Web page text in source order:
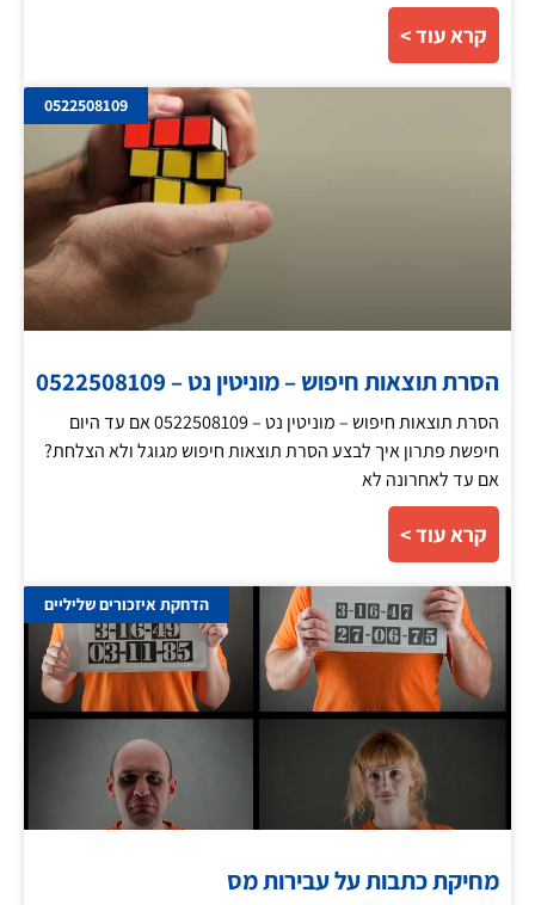
קרא עוד >
0522508109
הסרת תוצאות חיפוש – מוניטין נט – 0522508109
הסרת תוצאות חיפוש – מוניטין נט – 0522508109 אם עד היום
חיפשת פתרון איך לבצע הסרת תוצאות חיפוש מגוגל ולא הצלחת?
אם עד לאחרונה לא
קרא עוד >
הדחקת איזכורים שליליים
מחיקת כתבות על עבירות מס